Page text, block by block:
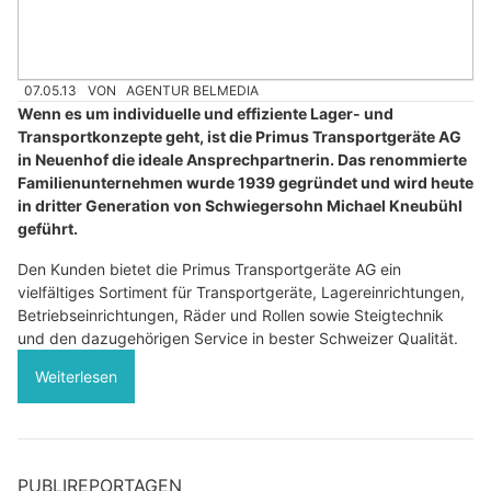
07.05.13 VON AGENTUR BELMEDIA
Wenn es um individuelle und effiziente Lager- und
Transportkonzepte geht, ist die Primus Transportgeräte AG
in Neuenhof die ideale Ansprechpartnerin. Das renommierte
Familienunternehmen wurde 1939 gegründet und wird heute
in dritter Generation von Schwiegersohn Michael Kneubühl
geführt.
Den Kunden bietet die Primus Transportgeräte AG ein
vielfältiges Sortiment für Transportgeräte, Lagereinrichtungen,
Betriebseinrichtungen, Räder und Rollen sowie Steigtechnik
und den dazugehörigen Service in bester Schweizer Qualität.
Weiterlesen
PUBLIREPORTAGEN